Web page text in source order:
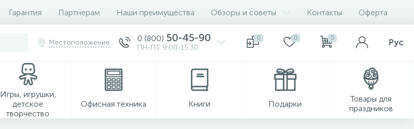
Гарантия Партнерам Наши преимущества Обзоры и советы Контакты Оферта
Местоположение 0 (800) 50-45-90
ПН-ПТ 9:00-15:30
0 0 0 Рус
Игры, игрушки,
детское
творчество
Офисная техника Книги Подарки
Товары для
праздников